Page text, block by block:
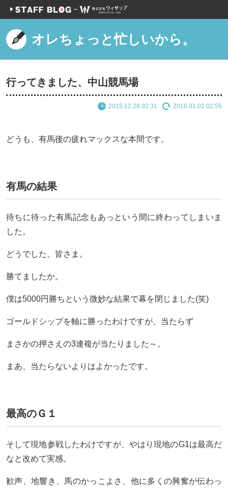
オレちょっと忙しいから。
行ってきました、中山競馬場
2015.12.28 02:31 2016.01.02 02:55
どうも、有馬後の疲れマックスな本間です。
有馬の結果
待ちに待った有馬記念もあっという間に終わってしまいま
した。
どうでした、皆さま。
勝てましたか。
僕は5000円勝ちという微妙な結果で幕を閉じました(笑)
ゴールドシップを軸に勝ったわけですが、当たらず
まさかの押さえの3連複が当たりました～。
まあ、当たらないよりはよかったです。
最高のＧ１
そして現地参戦したわけですが、やはり現地のG1は最高だ
なと改めて実感。
歓声、地響き、馬のかっこよさ、他に多くの興奮が伝わっ